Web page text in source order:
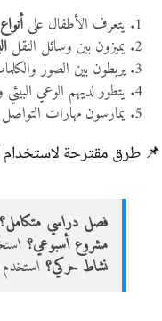
يتعرف الأطفال على
يميزون بين وسائل النقل
يربطون بين الصور
يتطور لديهم الوعي
يمارسون مهارات
📌 طرق مقترحة لاستخدام
فصل دراسي متكامل؟
مشروع أسبوعي؟
نشاط حركي؟